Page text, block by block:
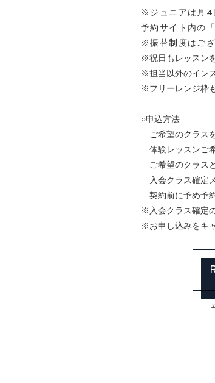
※ジュニアは月4
予約サイト内の
※振替制度はござ
※祝日もレッスン
※担当以外のイン
※フリーレンジ枠
○申込方法
ご希望のクラス
体験レッスンご
ご希望のクラス
入会クラス確定
契約前に予め予
※入会クラス確定
※お申し込みをキ